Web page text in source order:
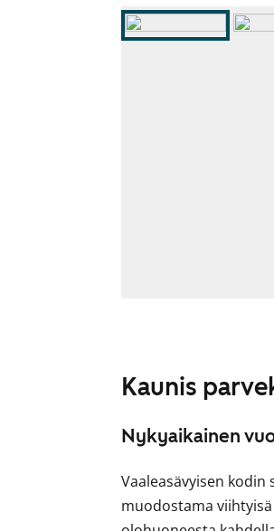
Kaunis
Nykyaikainen
Vaaleasävyisen
muodostama